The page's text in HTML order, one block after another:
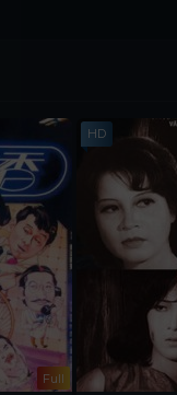
Full
HD